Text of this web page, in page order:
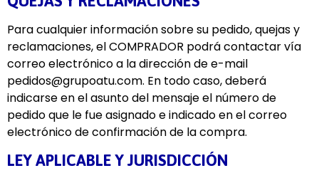
Para cualquier información sobre su pedido, quejas y
reclamaciones, el COMPRADOR podrá contactar vía
correo electrónico a la dirección de e-mail
pedidos@grupoatu.com. En todo caso, deberá
indicarse en el asunto del mensaje el número de
pedido que le fue asignado e indicado en el correo
electrónico de confirmación de la compra.
LEY APLICABLE Y JURISDICCIÓN